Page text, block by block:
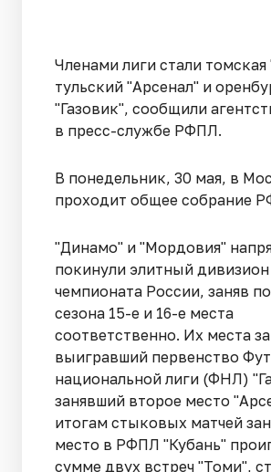
Членами лиги стали
тульский "Арсенал" и
"Газовик", сообщили
в пресс-службе РФПЛ.
В понедельник, 30 мая, в
проходит общее собрание
"Динамо" и "Мордовия"
покинули элитный дивизион
чемпионата России, заняв
сезона 15-е и 16-е места
соответственно. Их места
выигравший первенство
национальной лиги (ФНЛ)
занявший второе место
итогам стыковых матчей
место в РФПЛ "Кубань"
сумме двух встреч "Томи",